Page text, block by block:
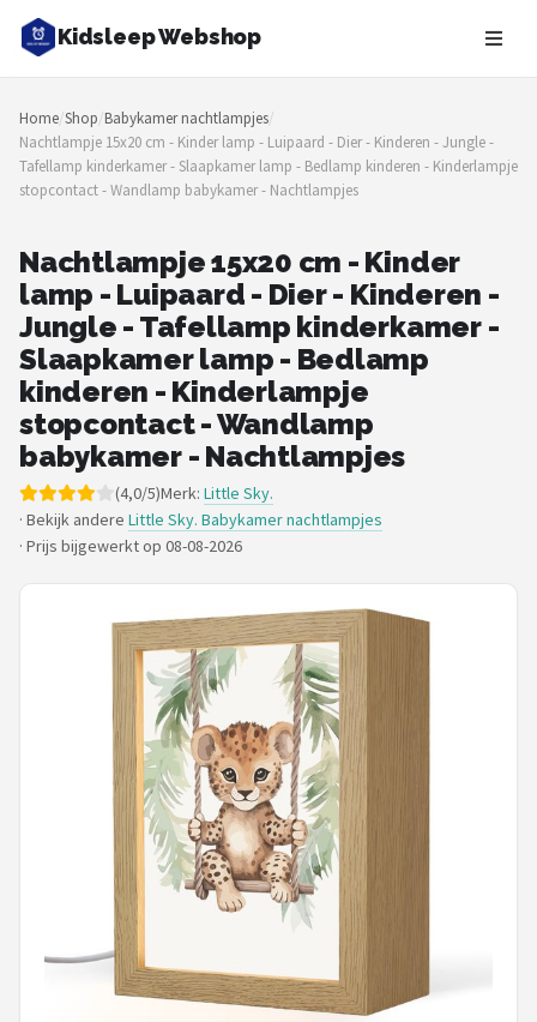
Kidsleep Webshop
Zoeken
NAVIGATIE
Shop
Blog
Slaaptrainers
Nachtlampjes
Slaaphulpen
Babyprojectors
Shop
POPULAIRE MERKEN
Paladone
Aigostar
Flow Amsterdam
LUVION
Home/Shop/Babykamer nachtlampjes/
Nachtlampje 15x20 cm - Kinder lamp - Luipaard - Dier - Kinderen - Jungle -
Tafellamp kinderkamer - Slaapkamer lamp - Bedlamp kinderen - Kinderlampje
stopcontact - Wandlamp babykamer - Nachtlampjes
Nachtlampje 15x20 cm - Kinder
lamp - Luipaard - Dier - Kinderen -
Jungle - Tafellamp kinderkamer -
Slaapkamer lamp - Bedlamp
kinderen - Kinderlampje
stopcontact - Wandlamp
babykamer - Nachtlampjes
(4,0/5)Merk: Little Sky.
· Bekijk andere Little Sky. Babykamer nachtlampjes
· Prijs bijgewerkt op 08-08-2026